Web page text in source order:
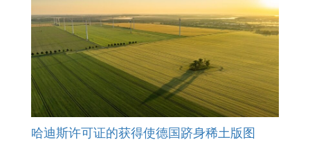
哈迪斯许可证的获得使德国跻身稀土版图